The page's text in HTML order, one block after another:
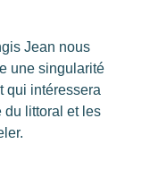
Jean nous
une singularité
qui intéressera
du littoral et les